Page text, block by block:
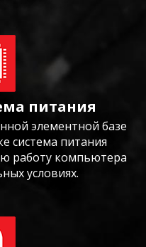
питания
элементной базе
система питания
работу компьютера
условиях.